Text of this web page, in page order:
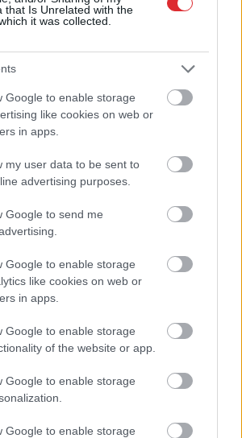
that Is Unrelated with the
it was collected.
Google to enable storage
like cookies on web or
in apps.
my user data to be sent to
advertising purposes.
Google to send me
Google to enable storage
like cookies on web or
in apps.
Google to enable storage
of the website or app.
Google to enable storage
Google to enable storage
jahta
Vai būs jātaisa jauna
eID karte? LVRTC atbild
gada beigās daļai
pārmaiņām
Ziņot